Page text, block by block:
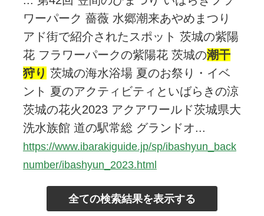
ワーパーク 薔薇 水郷潮来あやめまつり
アド街で紹介されたスポット 茨城の紫陽
花 フラワーパークの紫陽花 茨城の潮干
狩り 茨城の海水浴場 夏のお祭り・イベ
ント 夏のアクティビティといばらきの涼
茨城の花火2023 アクアワールド茨城県大
洗水族館 道の駅常総 グランドオ...
https://www.ibarakiguide.jp/sp/ibashyun_back
number/ibashyun_2023.html